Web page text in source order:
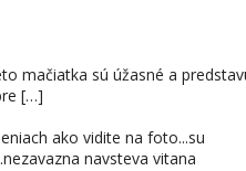
mačiatka sú úžasné a
[…]
ako vidite na foto...su
navsteva vitana